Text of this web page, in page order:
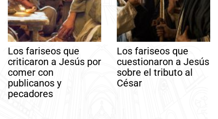
Los fariseos que
criticaron a Jesús por
comer con
publicanos y
pecadores
Los fariseos que
cuestionaron a Jesús
sobre el tributo al
César